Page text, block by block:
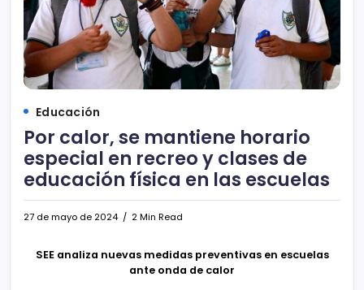
Educación
Por calor, se mantiene horario
especial en recreo y clases de
educación física en las escuelas
27 de mayo de 2024 2 Min Read
SEE analiza nuevas medidas preventivas en escuelas
ante onda de calor